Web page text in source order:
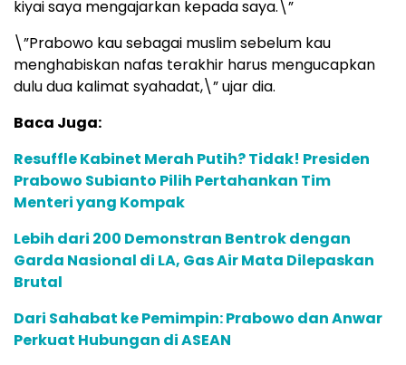
kiyai saya mengajarkan kepada saya.\”
\”Prabowo kau sebagai muslim sebelum kau
menghabiskan nafas terakhir harus mengucapkan
dulu dua kalimat syahadat,\” ujar dia.
Baca Juga:
Resuffle Kabinet Merah Putih? Tidak! Presiden
Prabowo Subianto Pilih Pertahankan Tim
Menteri yang Kompak
Lebih dari 200 Demonstran Bentrok dengan
Garda Nasional di LA, Gas Air Mata Dilepaskan
Brutal
Dari Sahabat ke Pemimpin: Prabowo dan Anwar
Perkuat Hubungan di ASEAN